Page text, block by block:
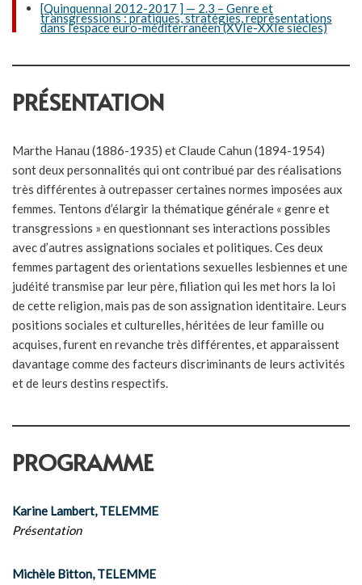
[Quinquennal 2012-2017 ] — 2.3 – Genre et
transgressions : pratiques, stratégies, représentations
dans l’espace euro-méditerranéen (XVIe-XXIe siècles)
PRÉSENTATION
Marthe Hanau (1886-1935) et Claude Cahun (1894-1954)
sont deux personnalités qui ont contribué par des réalisations
très différentes à outrepasser certaines normes imposées aux
femmes. Tentons d’élargir la thématique générale « genre et
transgressions » en questionnant ses interactions possibles
avec d’autres assignations sociales et politiques. Ces deux
femmes partagent des orientations sexuelles lesbiennes et une
judéité transmise par leur père, filiation qui les met hors la loi
de cette religion, mais pas de son assignation identitaire. Leurs
positions sociales et culturelles, héritées de leur famille ou
acquises, furent en revanche très différentes, et apparaissent
davantage comme des facteurs discriminants de leurs activités
et de leurs destins respectifs.
PROGRAMME
Karine Lambert, TELEMME
Présentation
Michèle Bitton, TELEMME